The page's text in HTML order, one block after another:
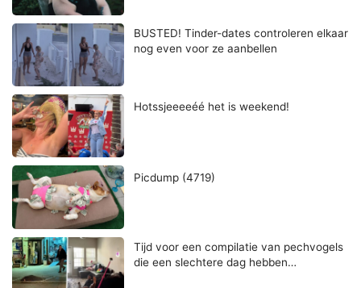
BUSTED! Tinder-dates controleren elkaar
nog even voor ze aanbellen
Hotssjeeeeéé het is weekend!
Picdump (4719)
Tijd voor een compilatie van pechvogels
die een slechtere dag hebben…